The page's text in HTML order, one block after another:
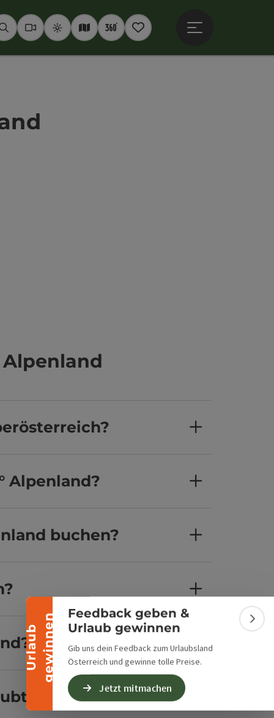
U
r
l
a
u
b
g
e
w
i
n
n
en
Banner einklappen
Feedback geben &
Urlaub gewinnen
Gib uns dein Feedback zum Urlaubsland
Österreich und gewinne tolle Preise.
Jetzt mitmachen
SuchenWebcams
WetterInteraktive Karte
360° Panoramen
Merkzettel
Alpenland?
buchen?